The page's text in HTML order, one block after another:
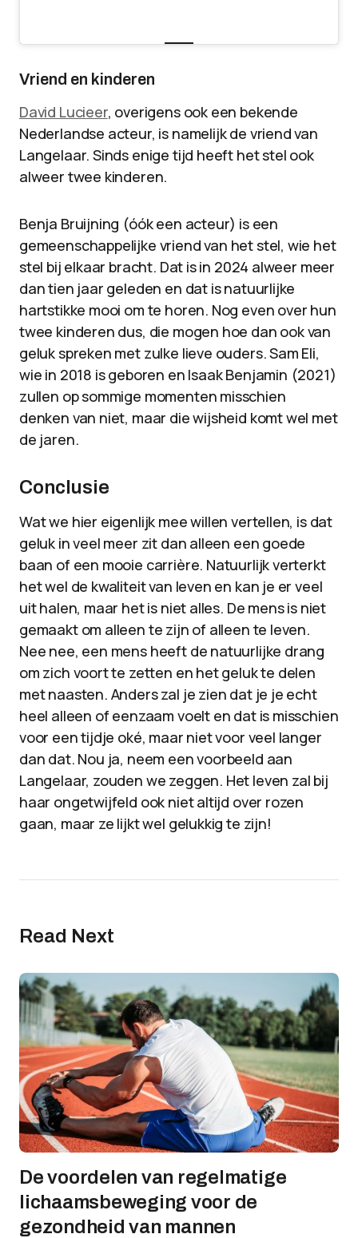
Vriend en kinderen
David Lucieer, overigens ook een bekende
Nederlandse acteur, is namelijk de vriend van
Langelaar. Sinds enige tijd heeft het stel ook
alweer twee kinderen.
Benja Bruijning (óók een acteur) is een
gemeenschappelijke vriend van het stel, wie het
stel bij elkaar bracht. Dat is in 2024 alweer meer
dan tien jaar geleden en dat is natuurlijke
hartstikke mooi om te horen. Nog even over hun
twee kinderen dus, die mogen hoe dan ook van
geluk spreken met zulke lieve ouders. Sam Eli,
wie in 2018 is geboren en Isaak Benjamin (2021)
zullen op sommige momenten misschien
denken van niet, maar die wijsheid komt wel met
de jaren.
Conclusie
Wat we hier eigenlijk mee willen vertellen, is dat
geluk in veel meer zit dan alleen een goede
baan of een mooie carrière. Natuurlijk verterkt
het wel de kwaliteit van leven en kan je er veel
uit halen, maar het is niet alles. De mens is niet
gemaakt om alleen te zijn of alleen te leven.
Nee nee, een mens heeft de natuurlijke drang
om zich voort te zetten en het geluk te delen
met naasten. Anders zal je zien dat je je echt
heel alleen of eenzaam voelt en dat is misschien
voor een tijdje oké, maar niet voor veel langer
dan dat. Nou ja, neem een voorbeeld aan
Langelaar, zouden we zeggen. Het leven zal bij
haar ongetwijfeld ook niet altijd over rozen
gaan, maar ze lijkt wel gelukkig te zijn!
Read Next
De voordelen van regelmatige
lichaamsbeweging voor de
gezondheid van mannen